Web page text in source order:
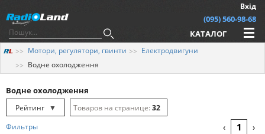
Вхід
(095) 560-98-68
КАТАЛОГ
Мотори, регулятори, гвинти
Електродвигуни
Водне охолодження
Водне охолодження
Рейтинг
▼
Рейтинг
32
Фильтры ‹ 1 ›